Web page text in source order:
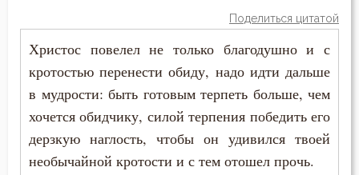
Деньги
Дети
Добродетель
Кирилл Александрийский
Кирилл Иерусалимский
Климент Римский
Лев Великий
Поделиться цитатой
Христос повелел не только благодушно и с
кротостью перенести обиду, надо идти дальше
в мудрости: быть готовым терпеть больше, чем
хочется обидчику, силой терпения победить его
дерзкую наглость, чтобы он удивился твоей
необычайной кротости и с тем отошел прочь.